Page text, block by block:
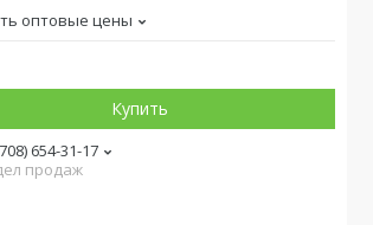
оптовые цены
Купить
654-31-17
продаж